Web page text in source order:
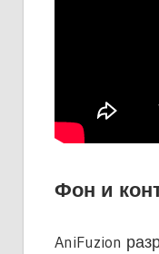
Фон и
AniFuzion